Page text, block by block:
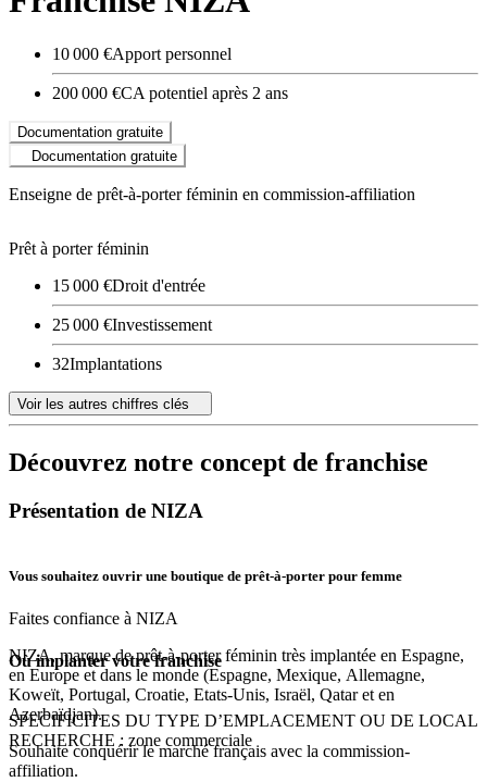
10 000 €Apport personnel
200 000 €CA potentiel après 2 ans
Documentation gratuite
Documentation gratuite
Enseigne de prêt-à-porter féminin en commission-affiliation
Prêt à porter féminin
15 000 €Droit d'entrée
25 000 €Investissement
32Implantations
Voir les autres chiffres clés
Découvrez notre concept de franchise
Présentation de NIZA
Vous souhaitez ouvrir une boutique de prêt-à-porter pour femme
Faites confiance à NIZA
NIZA, marque de prêt-à-porter féminin très implantée en Espagne,
en Europe et dans le monde (Espagne, Mexique, Allemagne,
Koweït, Portugal, Croatie, Etats-Unis, Israël, Qatar et en
Azerbaïdjan).
Souhaite conquérir le marché français avec la commission-
affiliation.
Où implanter votre franchise
SPECIFICITES DU TYPE D’EMPLACEMENT OU DE LOCAL
RECHERCHE : zone commerciale